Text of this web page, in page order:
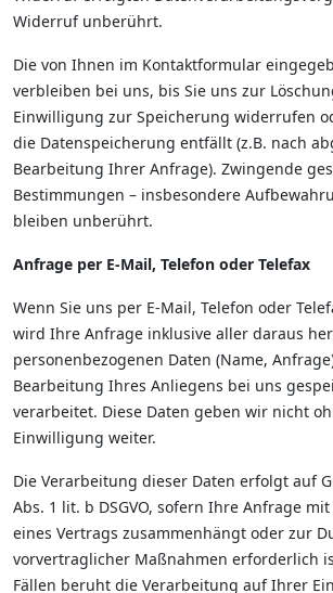
Widerruf unberührt.
Die von Ihnen im Kontaktformular
verbleiben bei uns, bis Sie uns zur
Einwilligung zur Speicherung widerrufen
die Datenspeicherung entfällt (z.B. nach
Bearbeitung Ihrer Anfrage). Zwingende
Bestimmungen – insbesondere
bleiben unberührt.
Anfrage per E-Mail, Telefon oder Telefax
Wenn Sie uns per E-Mail, Telefon oder
wird Ihre Anfrage inklusive aller daraus
personenbezogenen Daten (Name,
Bearbeitung Ihres Anliegens bei uns
verarbeitet. Diese Daten geben wir nicht
Einwilligung weiter.
Die Verarbeitung dieser Daten erfolgt auf
Abs. 1 lit. b DSGVO, sofern Ihre Anfrage
eines Vertrags zusammenhängt oder zur
vorvertraglicher Maßnahmen erforderlich
Fällen beruht die Verarbeitung auf Ihrer